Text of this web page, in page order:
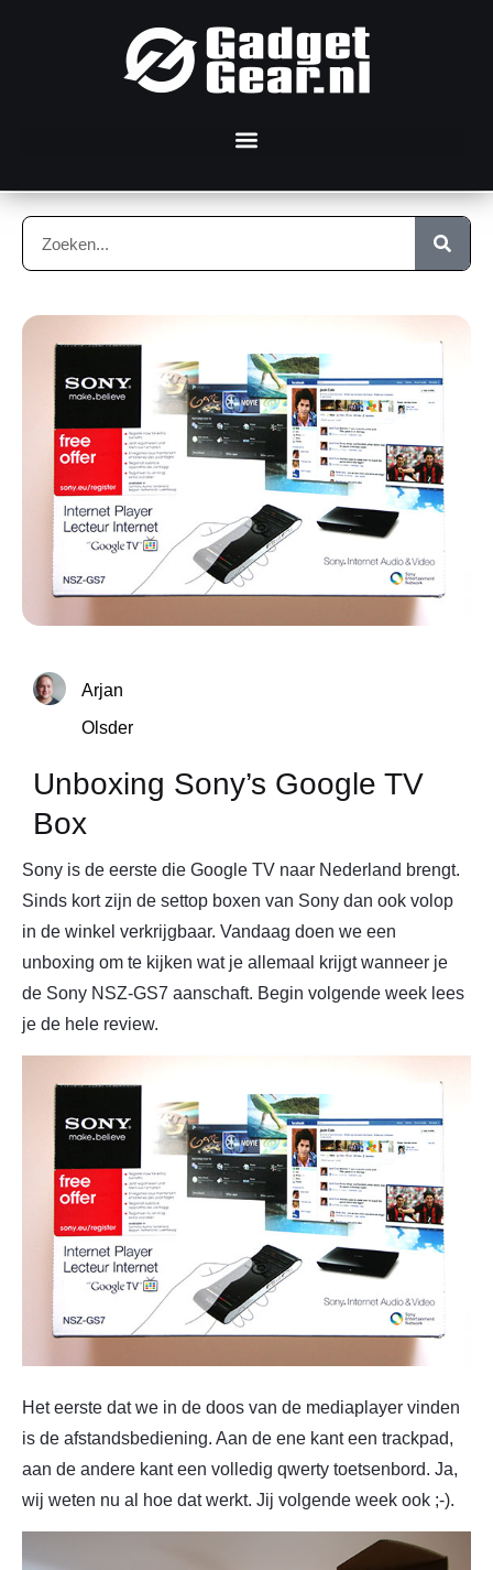
Arjan
Olsder
Unboxing Sony’s Google TV
Box
Sony is de eerste die Google TV naar Nederland brengt.
Sinds kort zijn de settop boxen van Sony dan ook volop
in de winkel verkrijgbaar. Vandaag doen we een
unboxing om te kijken wat je allemaal krijgt wanneer je
de Sony NSZ-GS7 aanschaft. Begin volgende week lees
je de hele review.
Het eerste dat we in de doos van de mediaplayer vinden
is de afstandsbediening. Aan de ene kant een trackpad,
aan de andere kant een volledig qwerty toetsenbord. Ja,
wij weten nu al hoe dat werkt. Jij volgende week ook ;-).